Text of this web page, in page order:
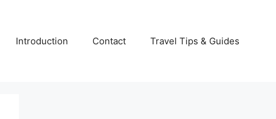
Introduction Contact Travel Tips & Guides